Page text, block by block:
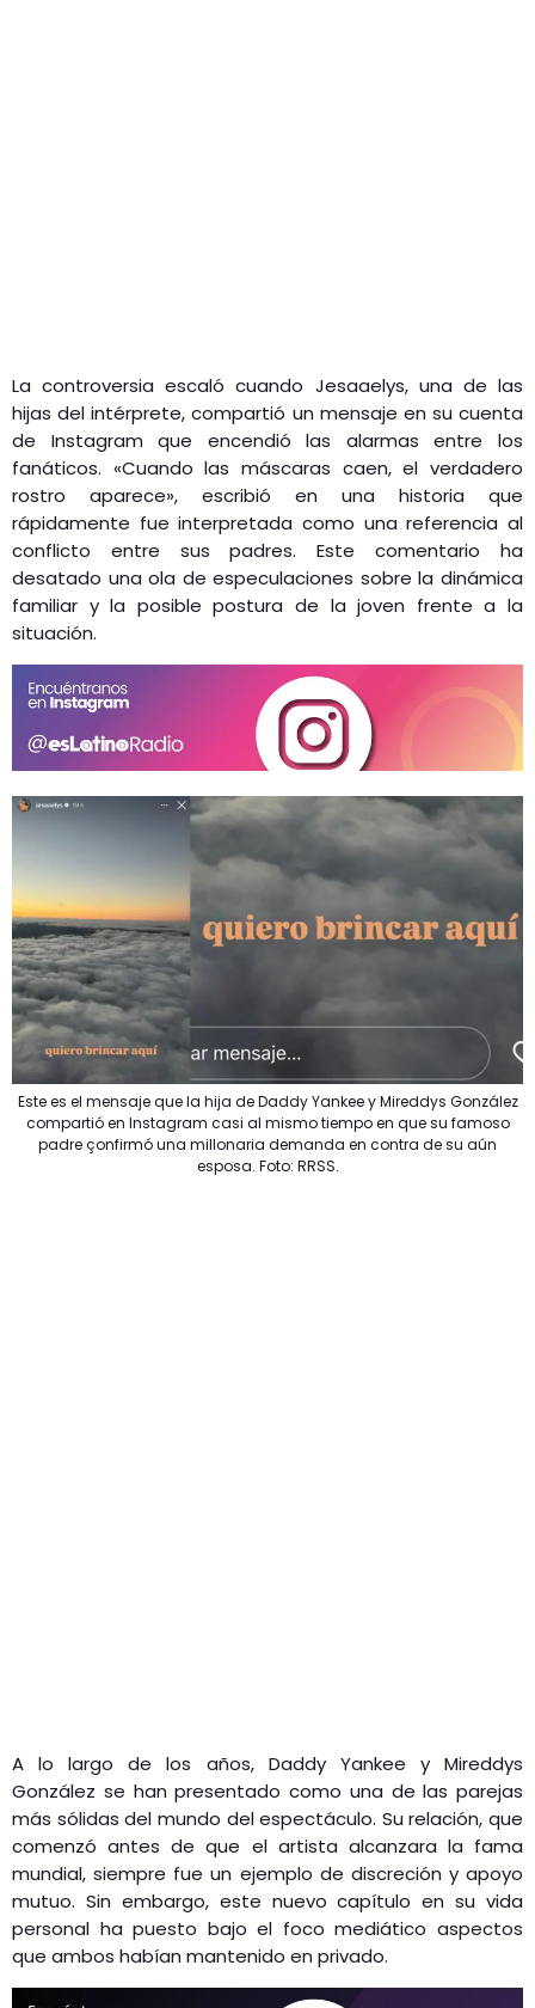
La controversia escaló cuando Jesaaelys, una de las
hijas del intérprete, compartió un mensaje en su cuenta
de Instagram que encendió las alarmas entre los
fanáticos. «Cuando las máscaras caen, el verdadero
rostro aparece», escribió en una historia que
rápidamente fue interpretada como una referencia al
conflicto entre sus padres. Este comentario ha
desatado una ola de especulaciones sobre la dinámica
familiar y la posible postura de la joven frente a la
situación.
Este es el mensaje que la hija de Daddy Yankee y Mireddys González
compartió en Instagram casi al mismo tiempo en que su famoso
padre çonfirmó una millonaria demanda en contra de su aún
esposa. Foto: RRSS.
A lo largo de los años, Daddy Yankee y Mireddys
González se han presentado como una de las parejas
más sólidas del mundo del espectáculo. Su relación, que
comenzó antes de que el artista alcanzara la fama
mundial, siempre fue un ejemplo de discreción y apoyo
mutuo. Sin embargo, este nuevo capítulo en su vida
personal ha puesto bajo el foco mediático aspectos
que ambos habían mantenido en privado.